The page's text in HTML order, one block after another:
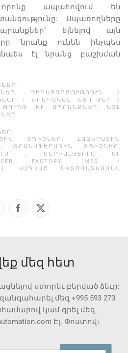
որոնք ապահովում են
Սպառողները
ելնելով այն
նրանք ունեն ինչպես
էլ նրանց բաշխման
:
, ԴԵՂԱԳՈՐԾՈՒԹՅՈՒՆ /
/ ՔԻՄԻԱԿԱՆ ՆՅՈՒԹԵՐ /
ԹՈՒՂԹ ԵՒ ԱՊՐԱՆՔՆԵՐ , ԱՅԼ
:
ՏՊԻՉՆԵՐ, ԼԱԶԵՐԱՅԻՆ
ՏՐԱՆՍՖԵՐԱՅԻՆ ՏՊԻՉՆԵՐ,
,
ՍԵՐԻԱԼԱՑՈՒՄ ԵՒ Հ
FACTORY (MES /
, ԿԱՊՎԱԾ ԱՎՏՈՄԱՏԱՑՄԱՆ
մեզ հետ
ստորեւ բերված ձեւը:
մեզ +995 593 273
կամ գրել մեզ
Էլ. Փոստով։